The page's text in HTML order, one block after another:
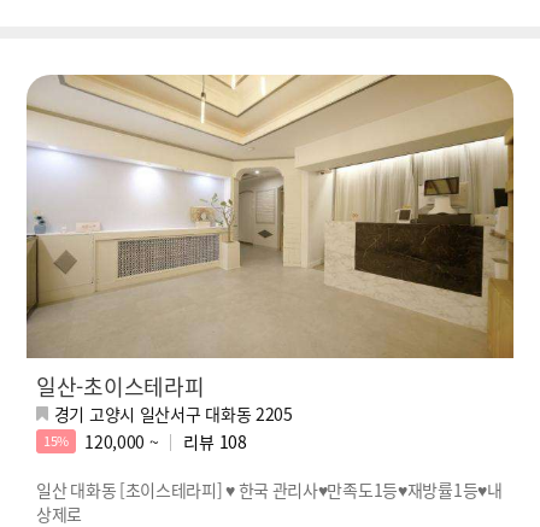
일산-초이스테라피
경기 고양시 일산서구 대화동 2205
15% 120,000 ~ 리뷰 108
일산 대화동 [초이스테라피] ♥ 한국 관리사♥만족도1등♥재방률1등♥내
상제로